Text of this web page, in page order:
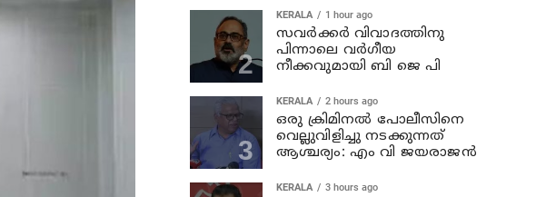
KERALA 1 hour ago
സവര്‍ക്കര്‍ വിവാദത്തിനു
പിന്നാലെ വര്‍ഗീയ
നീക്കവുമായി ബി ജെ പി
KERALA 2 hours ago
ഒരു ക്രിമിനല്‍ പോലീസിനെ
വെല്ലുവിളിച്ചു നടക്കുന്നത്
ആശ്ചര്യം: എം വി ജയരാജന്‍
KERALA 3 hours ago